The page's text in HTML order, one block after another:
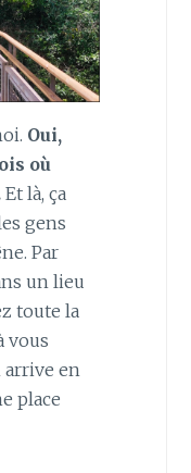
Oui,
où
Et là, ça
gens
Par
un lieu
toute la
vous
arrive en
place